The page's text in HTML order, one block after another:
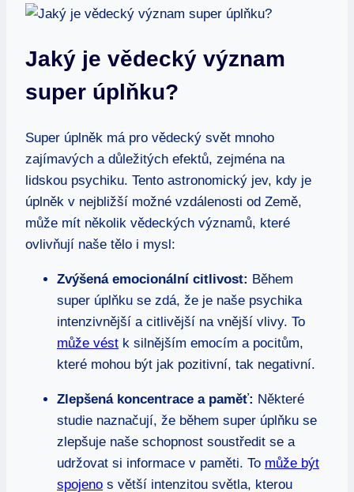
Jaký je vědecký význam
super úplňku?
Super úplněk má pro vědecký svět mnoho
zajímavých a důležitých efektů, zejména na
lidskou psychiku. Tento astronomický jev, kdy je
úplněk v nejbližší možné vzdálenosti od Země,
může mít několik vědeckých významů, které
ovlivňují naše tělo i mysl:
Zvýšená emocionální citlivost: Během
super úplňku se zdá, že je naše psychika
intenzivnější a citlivější na vnější vlivy. To
může vést k silnějším emocím a pocitům,
které mohou být jak pozitivní, tak negativní.
Zlepšená koncentrace a paměť: Některé
studie naznačují, že během super úplňku se
zlepšuje naše schopnost soustředit se a
udržovat si informace v paměti. To může být
spojeno s větší intenzitou světla, kterou